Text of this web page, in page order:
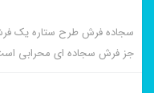
سجاده فرش طرح ستاره یک
جز فرش سجاده ای محرابی